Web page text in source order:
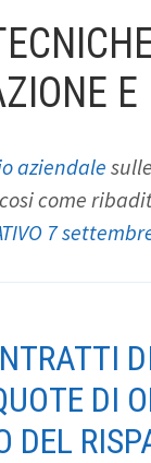
aziendale
cosi come
7
DI
DEL